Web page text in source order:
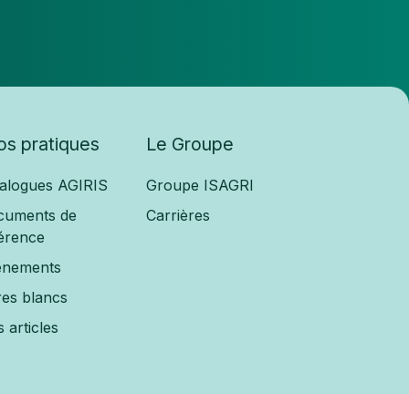
pratiques
AGIRIS
de
blancs
articles
Le Groupe
Groupe ISAGRI
Carrières